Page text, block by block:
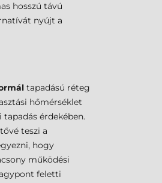
hosszú távú
nyújt a
tapadású réteg
hőmérséklet
érdekében.
teszi a
hogy
működési
feletti